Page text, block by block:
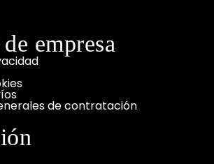
empresa
de contratación